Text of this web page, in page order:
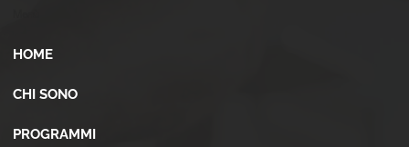
HOME
CHI SONO
PROGRAMMI